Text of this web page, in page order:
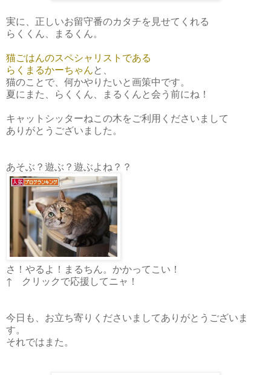
実に、正しいお留守番のカタチを見せてくれる
らくくん、まるくん。
猫ごはんのスペシャリストである
らくまるかーちゃんと、
猫のことで、何かやりたいと画策中です。
夏にまた、らくくん、まるくんと会う前にね！
キャットシッターねこの木をご利用くださいまして
ありがとうございました。
あそぶ？遊ぶ？遊ぶよね？？
さ！やるよ！まるちん。かかってこい！
↑ クリックで応援してニャ！
今日も、お立ち寄りくださいましてありがとうございま
す。
それではまた。